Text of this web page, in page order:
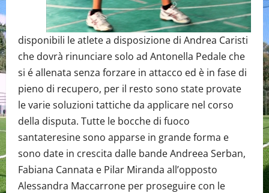
disponibili le atlete a disposizione di Andrea Caristi
che dovrà rinunciare solo ad Antonella Pedale che
si é allenata senza forzare in attacco ed è in fase di
pieno di recupero, per il resto sono state provate
le varie soluzioni tattiche da applicare nel corso
della disputa. Tutte le bocche di fuoco
santateresine sono apparse in grande forma e
sono date in crescita dalle bande Andreea Serban,
Fabiana Cannata e Pilar Miranda all’opposto
Alessandra Maccarrone per proseguire con le